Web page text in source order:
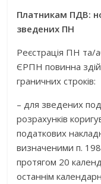
Платникам ПДВ:
зведених ПН
Реєстрація ПН та/
ЄРПН повинна
граничних строків:
– для зведених
розрахунків
податкових
визначеними п.
протягом 20
останнім